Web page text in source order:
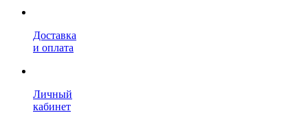
Доставка
и оплата
Личный
кабинет